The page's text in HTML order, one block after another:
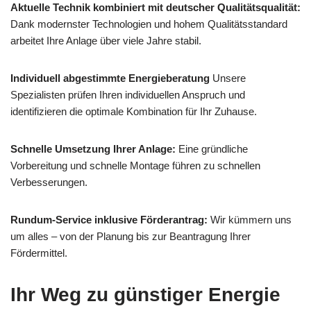
Aktuelle Technik kombiniert mit deutscher Qualitätsqualität:
Dank modernster Technologien und hohem Qualitätsstandard
arbeitet Ihre Anlage über viele Jahre stabil.
Individuell abgestimmte Energieberatung Unsere
Spezialisten prüfen Ihren individuellen Anspruch und
identifizieren die optimale Kombination für Ihr Zuhause.
Schnelle Umsetzung Ihrer Anlage: Eine gründliche
Vorbereitung und schnelle Montage führen zu schnellen
Verbesserungen.
Rundum-Service inklusive Förderantrag: Wir kümmern uns
um alles – von der Planung bis zur Beantragung Ihrer
Fördermittel.
Ihr Weg zu günstiger Energie